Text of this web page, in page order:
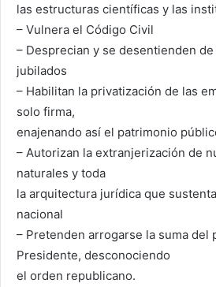
las estructuras científicas y las
– Vulnera el Código Civil
– Desprecian y se desentienden
jubilados
– Habilitan la privatización de las
solo firma,
enajenando así el patrimonio
– Autorizan la extranjerización de
naturales y toda
la arquitectura jurídica que
nacional
– Pretenden arrogarse la suma del
Presidente, desconociendo
el orden republicano.